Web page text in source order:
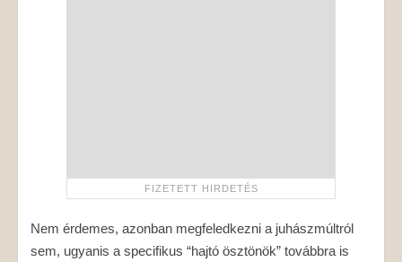
Nem érdemes, azonban megfeledkezni a juhászmúltról
sem, ugyanis a specifikus “hajtó ösztönök” továbbra is